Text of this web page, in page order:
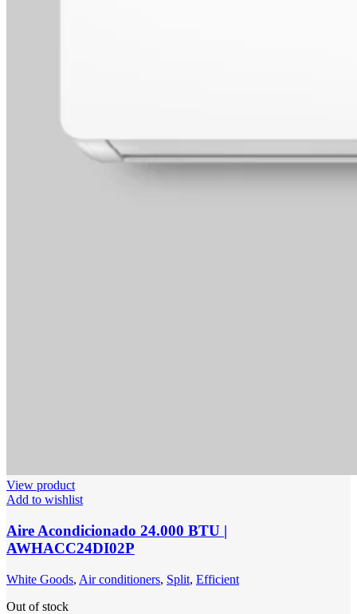
View product
Add to wishlist
Aire Acondicionado 24.000 BTU |
AWHACC24DI02P
White Goods, Air conditioners, Split, Efficient
Out of stock